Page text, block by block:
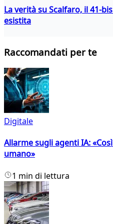
La verità su Scalfaro, il 41-
esistita
Raccomandati per te
Digitale
Allarme sugli agenti IA:
umano»
1 min di lettura